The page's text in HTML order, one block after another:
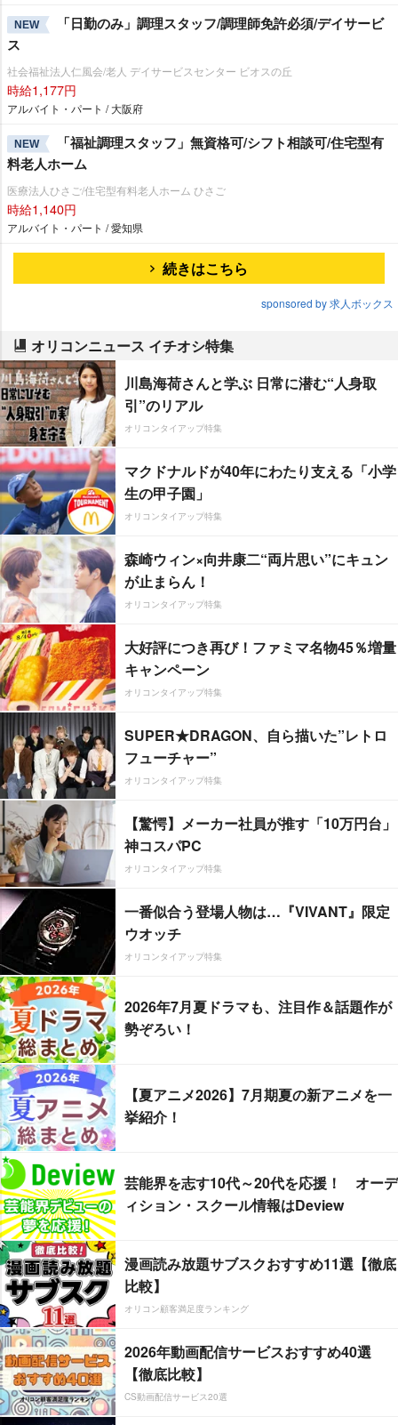
NEW
「日勤のみ」調理スタッフ/調理師免許必須/デイサービ
ス
社会福祉法人仁風会/老人 デイサービスセンター ビオスの丘
時給1,177円
アルバイト・パート / 大阪府
NEW
「福祉調理スタッフ」無資格可/シフト相談可/住宅型有
料老人ホーム
医療法人ひさご/住宅型有料老人ホーム ひさご
時給1,140円
アルバイト・パート / 愛知県
続きはこちら
sponsored by 求人ボックス
オリコンニュース イチオシ特集
川島海荷さんと学ぶ 日常に潜む“人身取
引”のリアル
オリコンタイアップ特集
マクドナルドが40年にわたり支える「小学
生の甲子園」
オリコンタイアップ特集
森崎ウィン×向井康二“両片思い”にキュン
が止まらん！
オリコンタイアップ特集
大好評につき再び！ファミマ名物45％増量
キャンペーン
オリコンタイアップ特集
SUPER★DRAGON、自ら描いた”レトロ
フューチャー”
オリコンタイアップ特集
【驚愕】メーカー社員が推す「10万円台」
神コスパPC
オリコンタイアップ特集
一番似合う登場人物は…『VIVANT』限定
ウオッチ
オリコンタイアップ特集
2026年7月夏ドラマも、注目作＆話題作が
勢ぞろい！
【夏アニメ2026】7月期夏の新アニメを一
挙紹介！
芸能界を志す10代～20代を応援！ オーデ
ィション・スクール情報はDeview
漫画読み放題サブスクおすすめ11選【徹底
比較】
オリコン顧客満足度ランキング
2026年動画配信サービスおすすめ40選
【徹底比較】
CS動画配信サービス20選